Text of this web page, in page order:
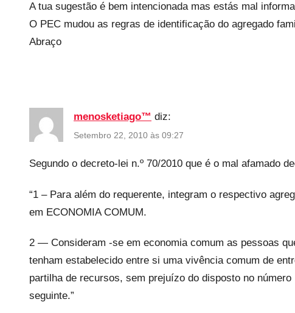
A tua sugestão é bem intencionada mas estás mal
O PEC mudou as regras de identificação do agregado
Abraço
menosketiago™ diz:
Setembro 22, 2010 às 09:27
Segundo o decreto-lei n.º 70/2010 que é o mal afamado
“1 – Para além do requerente, integram o respectivo
em ECONOMIA COMUM.
2 — Consideram -se em economia comum as pessoas
tenham estabelecido entre si uma vivência comum de
partilha de recursos, sem prejuízo do disposto no número
seguinte.”